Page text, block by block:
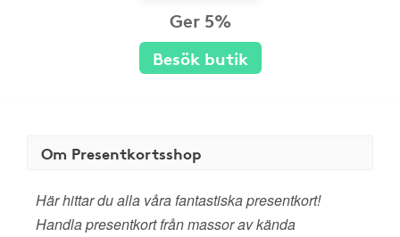
Ger 5%
Besök butik
Om Presentkortsshop
Här hittar du alla våra fantastiska presentkort!
Handla presentkort från massor av kända